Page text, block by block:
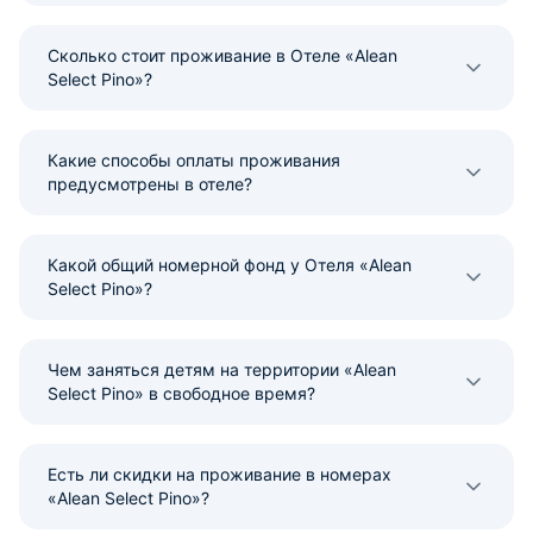
Сколько стоит проживание в Отеле «Alean
Select Pino»?
Какие способы оплаты проживания
предусмотрены в отеле?
Какой общий номерной фонд у Отеля «Alean
Select Pino»?
Чем заняться детям на территории «Alean
Select Pino» в свободное время?
Есть ли скидки на проживание в номерах
«Alean Select Pino»?